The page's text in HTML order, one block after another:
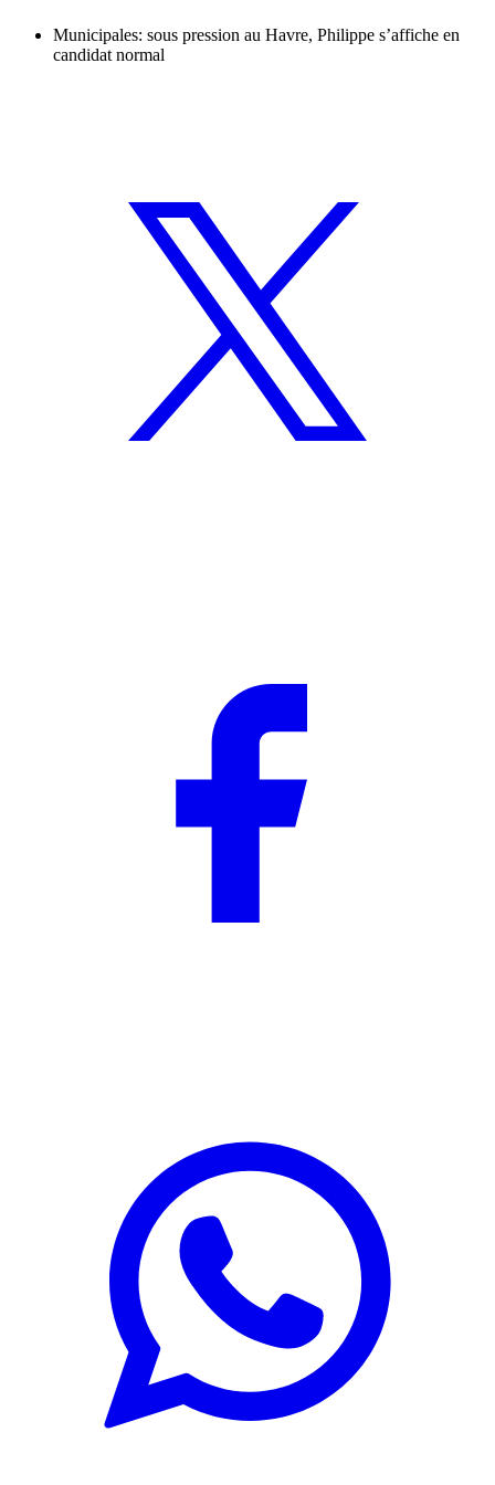
Municipales: sous pression au Havre, Philippe s’affiche en
candidat normal